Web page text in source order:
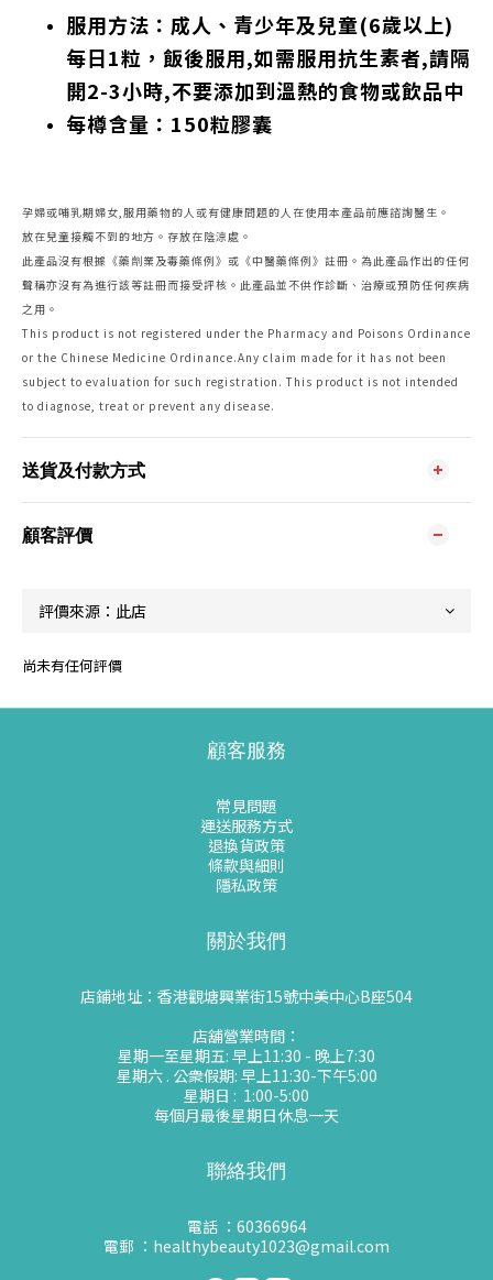
服用方法：成人、青少年及兒童(6歲以上)
每日1粒，飯後服用,如需服用抗生素者,請隔
開2-3小時,不要添加到溫熱的食物或飲品中
每樽含量：150粒膠囊
孕婦或哺乳期婦女,服用藥物的人或有健康問題的人在使用本產品前應諮詢醫生。
放在兒童接觸不到的地方。存放在陰涼處。
此產品沒有根據《藥劑業及毒藥條例》或《中醫藥條例》註冊。為此產品作出的任何
聲稱亦沒有為進行該等註冊而接受評核。此產品並不供作診斷、治療或預防任何疾病
之用。
This product is not registered under the Pharmacy and Poisons Ordinance
or the Chinese Medicine Ordinance.Any claim made for it has not been
subject to evaluation for such registration. This product is not intended
to diagnose, treat or prevent any disease.
送貨及付款方式
顧客評價
尚未有任何評價
顧客服務
常見問題
運送服務方式
退換貨政策
條款與細則
隱私政策
關於我們
店鋪地址：香港觀塘興業街15號中美中心B座504
店舖營業時間：
星期一至星期五: 早上11:30 - 晚上7:30
星期六 . 公衆假期: 早上11:30-下午5:00
星期日 : 1:00-5:00
每個月最後星期日休息一天
聯絡我們
電話 ：60366964
電郵 ：healthybeauty1023@gmail.com